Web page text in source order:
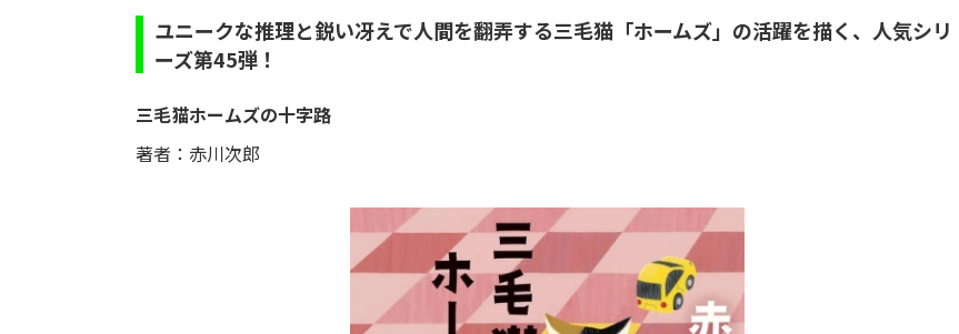
ユニークな推理と鋭い冴えで人間を翻弄する三毛猫「ホームズ」の活躍を描く、人気シリ
ーズ第45弾！
三毛猫ホームズの十字路
著者：赤川次郎